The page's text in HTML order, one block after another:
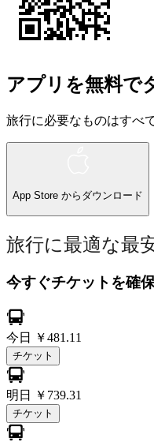
アプリを無料で
旅行に必要なものはすべ
App Store からダウンロード
旅行に最適な最
今すぐチケットを確
今日 ￥481.11
チケット
明日 ￥739.31
チケット